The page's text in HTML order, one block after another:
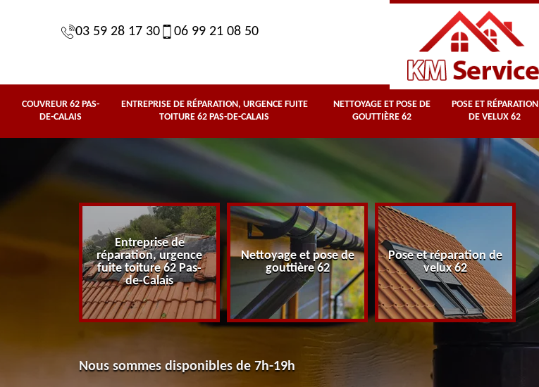
03 59 28 17 30 06 99 21 08 50
COUVREUR 62 PAS-
DE-CALAIS
ENTREPRISE DE RÉPARATION, URGENCE FUITE
TOITURE 62 PAS-DE-CALAIS
NETTOYAGE ET POSE DE
GOUTTIÈRE 62
POSE ET RÉPARATION
DE VELUX 62
Entreprise de
réparation, urgence
fuite toiture 62 Pas-
de-Calais
Nettoyage et pose de
gouttière 62
Pose et réparation de
velux 62
Nous sommes disponibles de 7h-19h